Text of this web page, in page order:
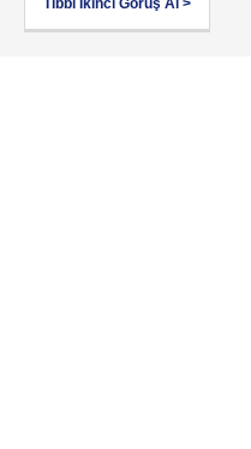
Tıbbi İkinci Görüş Al >